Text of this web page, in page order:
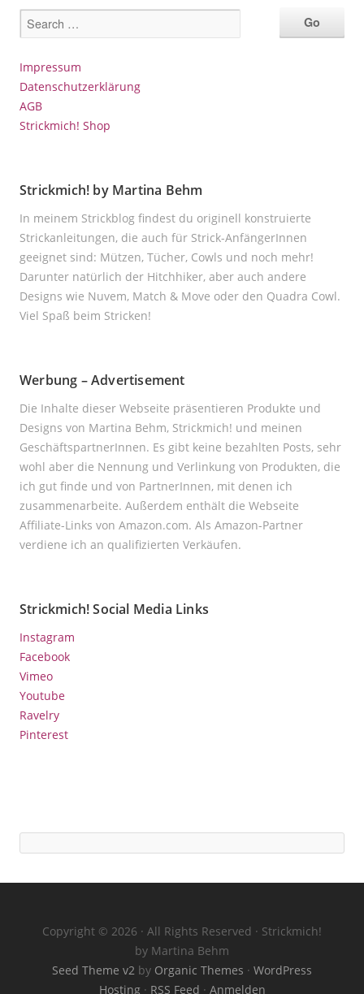
Impressum
Datenschutzerklärung
AGB
Strickmich! Shop
Strickmich! by Martina Behm
In meinem Strickblog findest du originell konstruierte
Strickanleitungen, die auch für Strick-AnfängerInnen
geeignet sind: Mützen, Tücher, Cowls und noch mehr!
Darunter natürlich der Hitchhiker, aber auch andere
Designs wie Nuvem, Match & Move oder den Quadra Cowl.
Viel Spaß beim Stricken!
Werbung – Advertisement
Die Inhalte dieser Webseite präsentieren Produkte und
Designs von Martina Behm, Strickmich! und meinen
GeschäftspartnerInnen. Es gibt keine bezahlten Posts, sehr
wohl aber die Nennung und Verlinkung von Produkten, die
ich gut finde und von PartnerInnen, mit denen ich
zusammenarbeite. Außerdem enthält die Webseite
Affiliate-Links von Amazon.com. Als Amazon-Partner
verdiene ich an qualifizierten Verkäufen.
Strickmich! Social Media Links
Instagram
Facebook
Vimeo
Youtube
Ravelry
Pinterest
Copyright © 2026 · All Rights Reserved · Strickmich!
by Martina Behm
Seed Theme v2 by Organic Themes · WordPress
Hosting· RSS Feed · Anmelden